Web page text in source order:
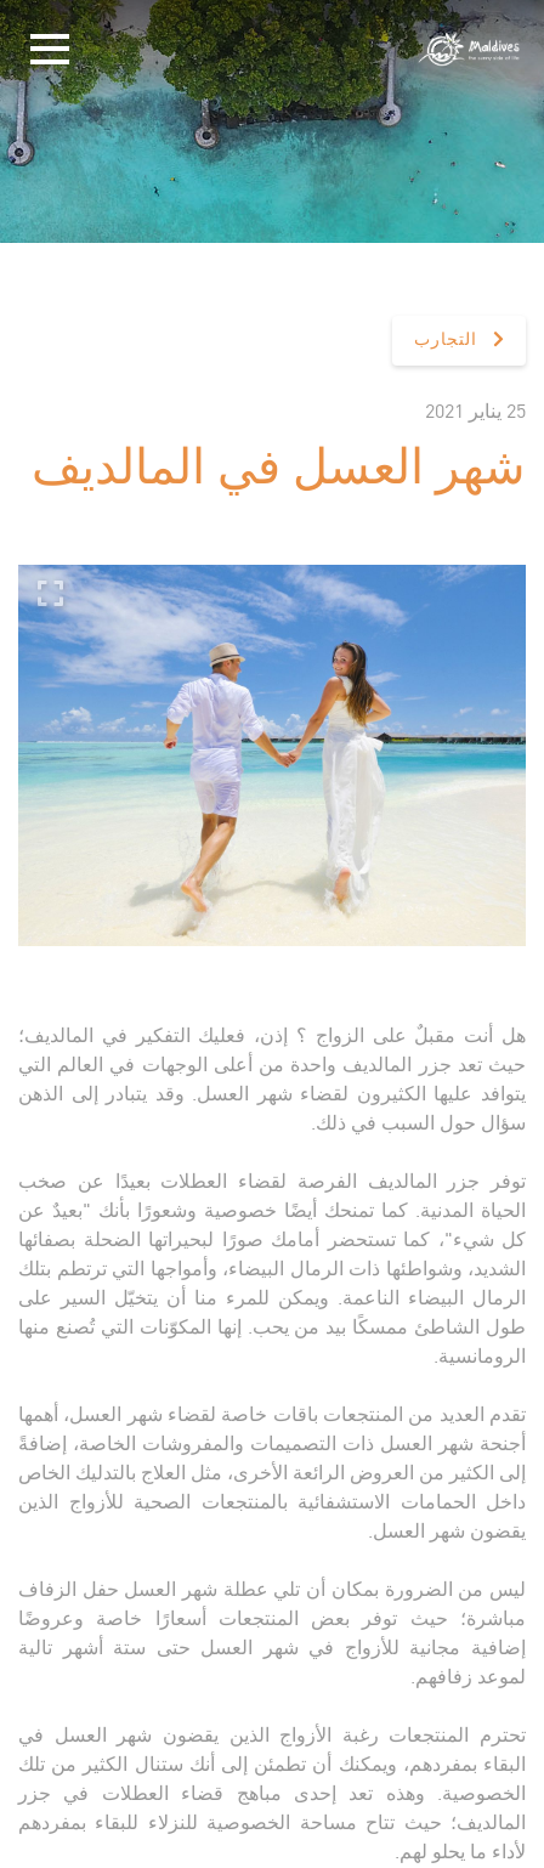
التجارب
25 يناير 2021
شهر العسل في المالديف
هل أنت مقبلٌ على الزواج ؟ إذن، فعليك التفكير في المالديف؛
حيث تعد جزر المالديف واحدة من أعلى الوجهات في العالم التي
يتوافد عليها الكثيرون لقضاء شهر العسل. وقد يتبادر إلى الذهن
سؤال حول السبب في ذلك.
توفر جزر المالديف الفرصة لقضاء العطلات بعيدًا عن صخب
الحياة المدنية. كما تمنحك أيضًا خصوصية وشعورًا بأنك "بعيدٌ عن
كل شيء"، كما تستحضر أمامك صورًا لبحيراتها الضحلة بصفائها
الشديد، وشواطئها ذات الرمال البيضاء، وأمواجها التي ترتطم بتلك
الرمال البيضاء الناعمة. ويمكن للمرء منا أن يتخيّل السير على
طول الشاطئ ممسكًا بيد من يحب. إنها المكوّنات التي تُصنع منها
الرومانسية.
تقدم العديد من المنتجعات باقات خاصة لقضاء شهر العسل، أهمها
أجنحة شهر العسل ذات التصميمات والمفروشات الخاصة، إضافةً
إلى الكثير من العروض الرائعة الأخرى، مثل العلاج بالتدليك الخاص
داخل الحمامات الاستشفائية بالمنتجعات الصحية للأزواج الذين
يقضون شهر العسل.
ليس من الضرورة بمكان أن تلي عطلة شهر العسل حفل الزفاف
مباشرة؛ حيث توفر بعض المنتجعات أسعارًا خاصة وعروضًا
إضافية مجانية للأزواج في شهر العسل حتى ستة أشهر تالية
لموعد زفافهم.
تحترم المنتجعات رغبة الأزواج الذين يقضون شهر العسل في
البقاء بمفردهم، ويمكنك أن تطمئن إلى أنك ستنال الكثير من تلك
الخصوصية. وهذه تعد إحدى مباهج قضاء العطلات في جزر
المالديف؛ حيث تتاح مساحة الخصوصية للنزلاء للبقاء بمفردهم
لأداء ما يحلو لهم.